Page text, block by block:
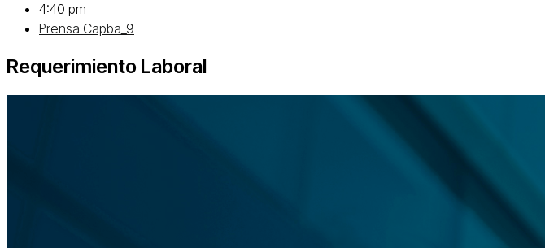
4:40 pm
Prensa Capba_9
Requerimiento Laboral